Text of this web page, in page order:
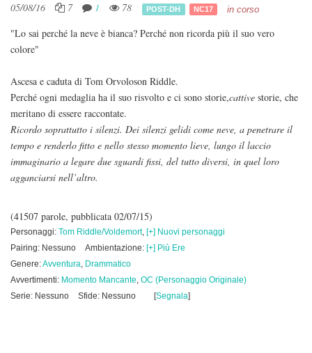
05/08/16 7 1 78 POST-DH NC17 in corso
"Lo sai perché la neve è bianca? Perché non ricorda più il suo vero
colore"
Ascesa e caduta di Tom Orvoloson Riddle.
Perché ogni medaglia ha il suo risvolto e ci sono storie,cattive storie, che
meritano di essere raccontate.
Ricordo soprattutto i silenzi. Dei silenzi gelidi come neve, a penetrare il
tempo e renderlo fitto e nello stesso momento lieve, lungo il laccio
immaginario a legare due sguardi fissi, del tutto diversi, in quel loro
agganciarsi nell’altro.
(41507 parole, pubblicata 02/07/15)
Personaggi: Tom Riddle/Voldemort, [+] Nuovi personaggi
Pairing: Nessuno
Ambientazione: [+] Più Ere
Genere:Avventura, Drammatico
Avvertimenti: Momento Mancante, OC (Personaggio Originale)
Serie: Nessuno
Sfide: Nessuno [Segnala]